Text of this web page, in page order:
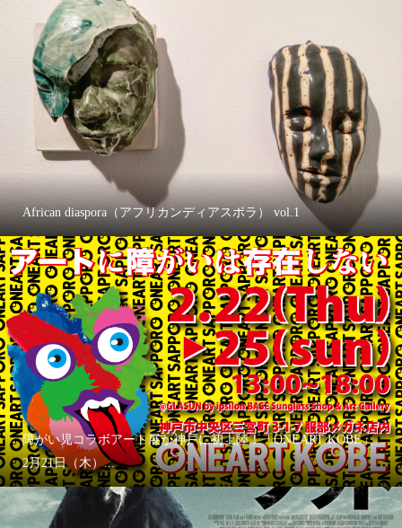
African diaspora（アフリカンディアスポラ） vol.1
障がい児コラボアート展が神戸に初上陸！「ONEART KOBE」
2月21日（木）...